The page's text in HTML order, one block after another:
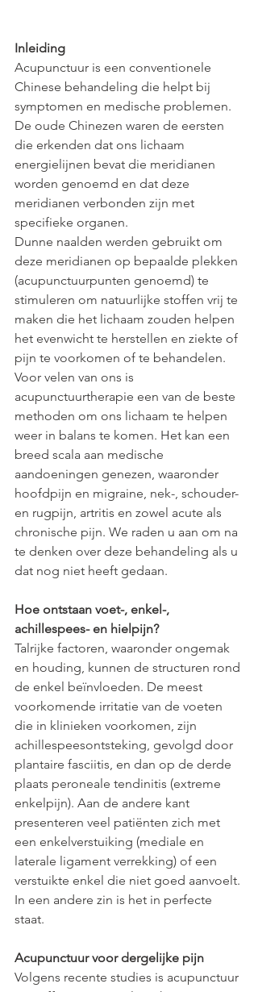
Inleiding
Acupunctuur is een conventionele
Chinese behandeling die helpt bij
symptomen en medische problemen.
De oude Chinezen waren de eersten
die erkenden dat ons lichaam
energielijnen bevat die meridianen
worden genoemd en dat deze
meridianen verbonden zijn met
specifieke organen.
Dunne naalden werden gebruikt om
deze meridianen op bepaalde plekken
(acupunctuurpunten genoemd) te
stimuleren om natuurlijke stoffen vrij te
maken die het lichaam zouden helpen
het evenwicht te herstellen en ziekte of
pijn te voorkomen of te behandelen.
Voor velen van ons is
acupunctuurtherapie een van de beste
methoden om ons lichaam te helpen
weer in balans te komen. Het kan een
breed scala aan medische
aandoeningen genezen, waaronder
hoofdpijn en migraine, nek-, schouder-
en rugpijn, artritis en zowel acute als
chronische pijn. We raden u aan om na
te denken over deze behandeling als u
dat nog niet heeft gedaan.
Hoe ontstaan ​​voet-, enkel-,
achillespees- en hielpijn?
Talrijke factoren, waaronder ongemak
en houding, kunnen de structuren rond
de enkel beïnvloeden. De meest
voorkomende irritatie van de voeten
die in klinieken voorkomen, zijn
achillespeesontsteking, gevolgd door
plantaire fasciitis, en dan op de derde
plaats peroneale tendinitis (extreme
enkelpijn). Aan de andere kant
presenteren veel patiënten zich met
een enkelverstuiking (mediale en
laterale ligament verrekking) of een
verstuikte enkel die niet goed aanvoelt.
In een andere zin is het in perfecte
staat.
Acupunctuur voor dergelijke pijn
Volgens recente studies is acupunctuur